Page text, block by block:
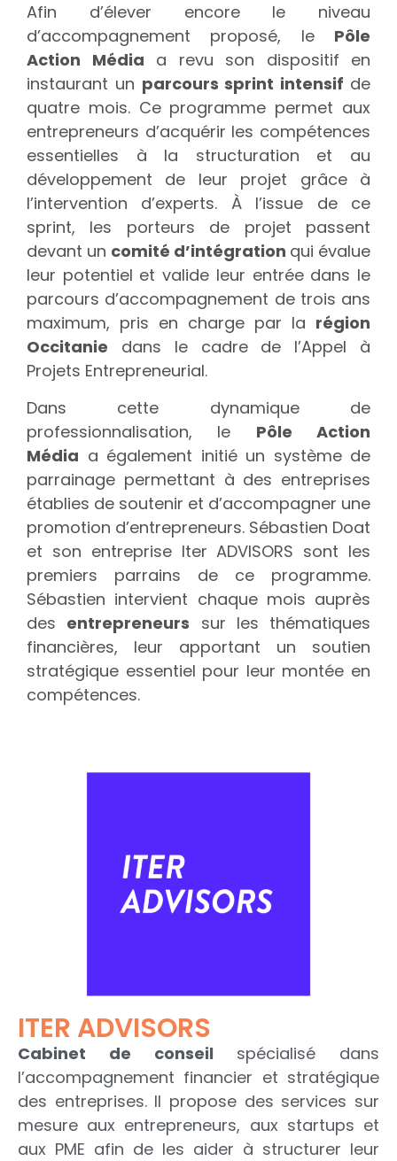
Afin d’élever encore le niveau
d’accompagnement proposé, le Pôle
Action Média a revu son dispositif en
instaurant un parcours sprint intensif de
quatre mois. Ce programme permet aux
entrepreneurs d’acquérir les compétences
essentielles à la structuration et au
développement de leur projet grâce à
l’intervention d’experts. À l’issue de ce
sprint, les porteurs de projet passent
devant un comité d’intégration qui évalue
leur potentiel et valide leur entrée dans le
parcours d’accompagnement de trois ans
maximum, pris en charge par la région
Occitanie dans le cadre de l’Appel à
Projets Entrepreneurial.
Dans cette dynamique de
professionnalisation, le Pôle Action
Média a également initié un système de
parrainage permettant à des entreprises
établies de soutenir et d’accompagner une
promotion d’entrepreneurs. Sébastien Doat
et son entreprise Iter ADVISORS sont les
premiers parrains de ce programme.
Sébastien intervient chaque mois auprès
des entrepreneurs sur les thématiques
financières, leur apportant un soutien
stratégique essentiel pour leur montée en
compétences.
ITER ADVISORS
Cabinet de conseil spécialisé dans
l’accompagnement financier et stratégique
des entreprises. Il propose des services sur
mesure aux entrepreneurs, aux startups et
aux PME afin de les aider à structurer leur